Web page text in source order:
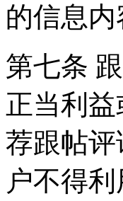
的信息内
第七条
正当利
荐跟帖
户不得